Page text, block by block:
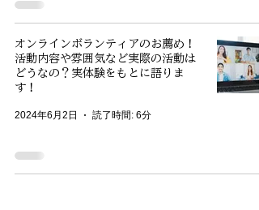
オンラインボランティアのお薦め！
活動内容や雰囲気など実際の活動は
どうなの？実体験をもとに語りま
す！
2024年6月2日 読了時間: 6分